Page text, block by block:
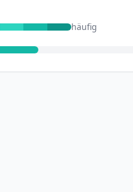
häufig